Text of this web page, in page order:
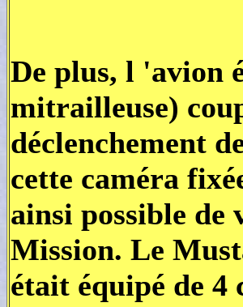
De plus, l 'avion
mitrailleuse)
déclenchement
cette caméra
ainsi possible de
Mission. Le
était équipé de 4